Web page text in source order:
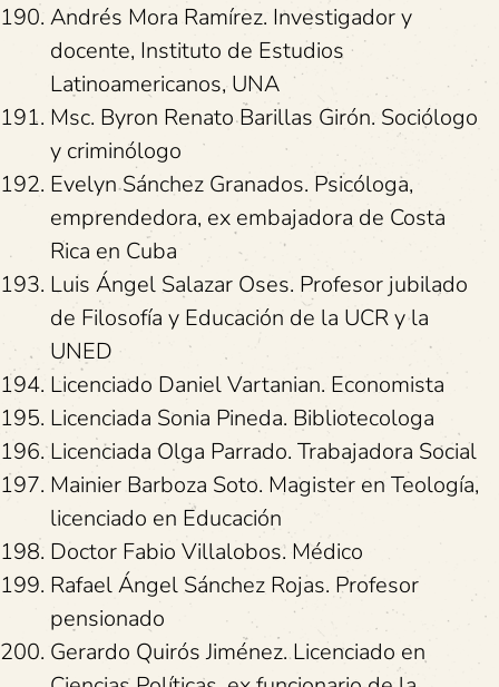
Andrés Mora Ramírez. Investigador y
docente, Instituto de Estudios
Latinoamericanos, UNA
Msc. Byron Renato Barillas Girón. Sociólogo
y criminólogo
Evelyn Sánchez Granados. Psicóloga,
emprendedora, ex embajadora de Costa
Rica en Cuba
Luis Ángel Salazar Oses. Profesor jubilado
de Filosofía y Educación de la UCR y la
UNED
Licenciado Daniel Vartanian. Economista
Licenciada Sonia Pineda. Bibliotecologa
Licenciada Olga Parrado. Trabajadora Social
Mainier Barboza Soto. Magister en Teología,
licenciado en Educación
Doctor Fabio Villalobos. Médico
Rafael Ángel Sánchez Rojas. Profesor
pensionado
Gerardo Quirós Jiménez. Licenciado en